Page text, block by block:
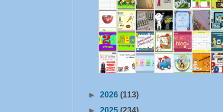
► 2026 (113)